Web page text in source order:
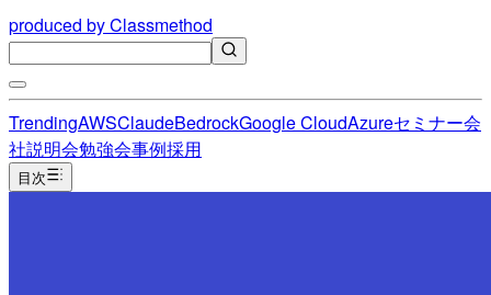
produced by Classmethod
TrendingAWSClaudeBedrockGoogle CloudAzureセミナー会
社説明会勉強会事例採用
目次